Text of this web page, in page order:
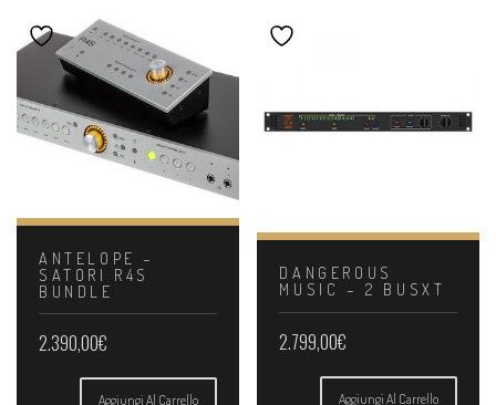
ANTELOPE –
SATORI R4S
BUNDLE
2.390,00€
Aggiungi Al Carrello
DANGEROUS
MUSIC – 2 BUSXT
2.799,00€
Aggiungi Al Carrello